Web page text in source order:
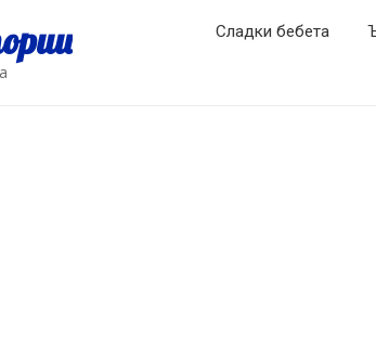
Сладки бебета